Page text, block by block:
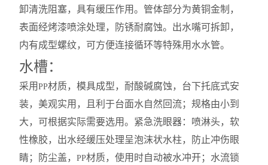
卸清洗阻塞，具有缓压作用。管体部分为黄铜金制，
表面经烤漆喷涂处理，防锈耐腐蚀。出水嘴可拆卸，
内有成型螺纹，可方便连接循环等特殊用水水管。
水槽：
采用PP材质，模具成型，耐酸碱腐蚀，台下托底式安
装，美观实用，且利于台面水自然回流；规格由小到
大，可根据实际需要选用。紧急洗眼器：喷淋头，软
性橡胶，出水经缓压处理呈泡沫状水柱，防止冲伤眼
睛；防尘盖，PP材质，使用时自动被水冲开；水流锁